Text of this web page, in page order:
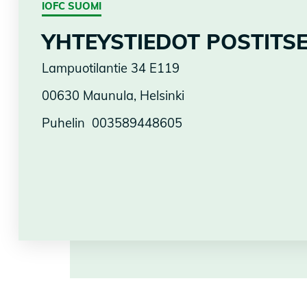
IOFC SUOMI
YHTEYSTIEDOT
Lampuotilantie 34 E119
00630 Maunula, Helsinki
Puhelin 003589448605